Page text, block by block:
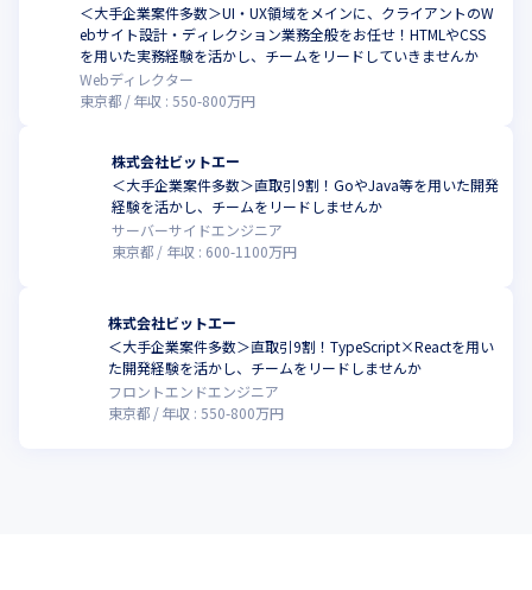
＜大手企業案件多数＞UI・UX領域をメインに、クライアントのW
ebサイト設計・ディレクション業務全般をお任せ！HTMLやCSS
を用いた実務経験を活かし、チームをリードしていきませんか
Webディレクター
東京都
年収 :550-800万円
株式会社ビットエー
＜大手企業案件多数＞直取引9割！GoやJava等を用いた開発
経験を活かし、チームをリードしませんか
サーバーサイドエンジニア
東京都
年収 : 600-1100万円
株式会社ビットエー
＜大手企業案件多数＞直取引9割！TypeScript×Reactを用い
た開発経験を活かし、チームをリードしませんか
フロントエンドエンジニア
東京都
年収 :550-800万円